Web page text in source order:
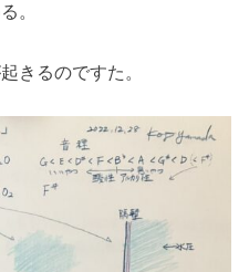
。
きるのですた。